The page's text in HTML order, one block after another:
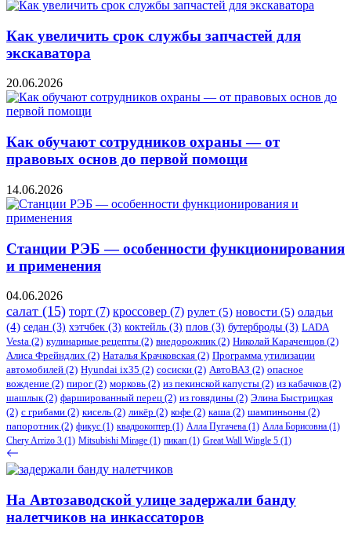
Как увеличить срок службы запчастей для
экскаватора
20.06.2026
Как обучают сотрудников охраны — от
правовых основ до первой помощи
14.06.2026
Станции РЭБ — особенности функционирования
и применения
04.06.2026
салат (15) торт (7) кроссовер (7) рулет (5) новости (5) оладьи
(4) седан (3) хэтчбек (3) коктейль (3) плов (3) бутерброды (3) LADA
Vesta (2) кулинарные рецепты (2) внедорожник(2) Николай Караченцов (2)
Алиса Фрейндлих (2) Наталья Крачковская (2) Программа утилизации
автомобилей (2) ​Hyundai ix35 (2) сосиски (2) АвтоВАЗ (2) опасное
вождение (2) пирог (2) морковь (2) из пекинской капусты (2) из кабачков (2)
шашлык(2) фаршированный перец (2) из говядины (2) Элина Быстрицкая
(2) с грибами (2) кисель (2) ликёр (2) кофе (2) каша (2) шампиньоны (2)
папоротник(2) фикус (1) квадрокоптер (1) Алла Пугачева (1) Алла Борисовна (1)
Chery Arrizo 3 (1) Mitsubishi Mirage (1) пикап (1) Great Wall Wingle 5 (1)
На Автозаводской улице задержали банду
налетчиков на инкассаторов